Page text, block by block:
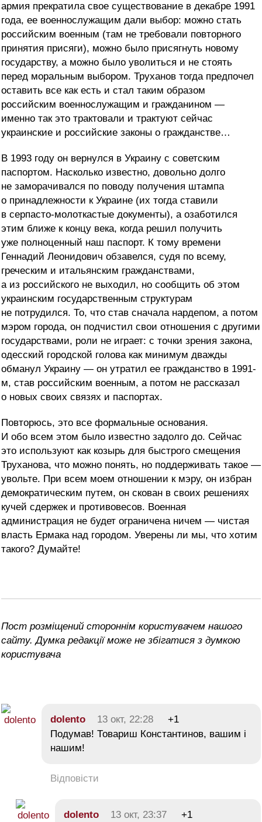
армия прекратила свое существование в декабре 1991
года, ее военнослужащим дали выбор: можно стать
российским военным (там не требовали повторного
принятия присяги), можно было присягнуть новому
государству, а можно было уволиться и не стоять
перед моральным выбором. Труханов тогда предпочел
оставить все как есть и стал таким образом
российским военнослужащим и гражданином —
именно так это трактовали и трактуют сейчас
украинские и российские законы о гражданстве…
В 1993 году он вернулся в Украину с советским
паспортом. Насколько известно, довольно долго
не заморачивался по поводу получения штампа
о принадлежности к Украине (их тогда ставили
в серпасто-молоткастые документы), а озаботился
этим ближе к концу века, когда решил получить
уже полноценный наш паспорт. К тому времени
Геннадий Леонидович обзавелся, судя по всему,
греческим и итальянским гражданствами,
а из российского не выходил, но сообщить об этом
украинским государственным структурам
не потрудился. То, что став сначала нардепом, а потом
мэром города, он подчистил свои отношения с другими
государствами, роли не играет: с точки зрения закона,
одесский городской голова как минимум дважды
обманул Украину — он утратил ее гражданство в 1991-
м, став российским военным, а потом не рассказал
о новых своих связях и паспортах.
Повторюсь, это все формальные основания.
И обо всем этом было известно задолго до. Сейчас
это используют как козырь для быстрого смещения
Труханова, что можно понять, но поддерживать такое —
увольте. При всем моем отношении к мэру, он избран
демократическим путем, он скован в своих решениях
кучей сдержек и противовесов. Военная
администрация не будет ограничена ничем — чистая
власть Ермака над городом. Уверены ли мы, что хотим
такого? Думайте!
Пост розміщений стороннім користувачем нашого
сайту. Думка редакції може не збігатися з думкою
користувача
dolento 13 окт, 22:28
+1
Подумав! Товариш Константинов, вашим і
нашим!
Відповісти
dolento 13 окт, 23:37 +1